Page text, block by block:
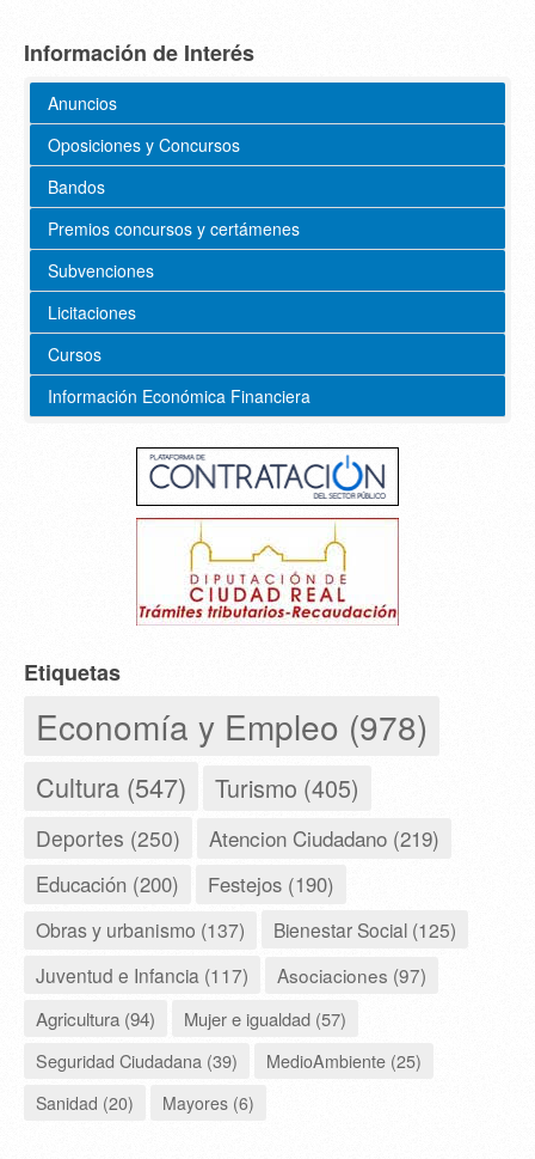
Información de Interés
Anuncios
Oposiciones y Concursos
Bandos
Premios concursos y certámenes
Subvenciones
Licitaciones
Cursos
Información Económica Financiera
Etiquetas
Economía y Empleo (978)
Cultura (547) Turismo (405)
Deportes (250) Atencion Ciudadano (219)
Educación (200) Festejos (190)
Obras y urbanismo (137)
Bienestar Social (125)
Juventud e Infancia (117)
Asociaciones (97)
Agricultura (94)
Mujer e igualdad (57)
Seguridad Ciudadana (39)
MedioAmbiente (25)
Sanidad (20)
Mayores (6)